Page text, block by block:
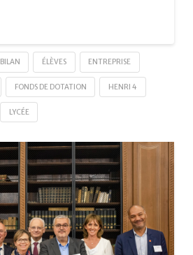
BILAN ÉLÈVES ENTREPRISE
FONDS DE DOTATION HENRI 4
LYCÉE